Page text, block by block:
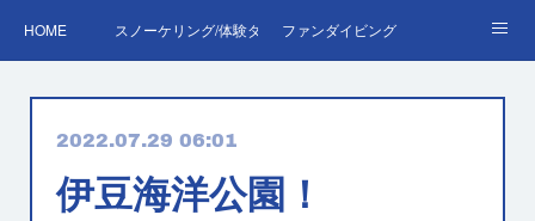
HOME スノーケリング/体験ダイビングファンダイビング
ダイビング・スキルアップレッスン｜プールで安心練習
AOW
プロへの第一歩！ダイブマスターご予約・お問い合わせ
2022.07.29 06:01
伊豆海洋公園！